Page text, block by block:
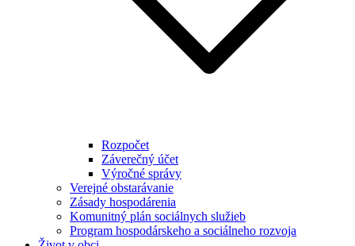
Rozpočet
Záverečný účet
Výročné správy
Verejné obstarávanie
Zásady hospodárenia
Komunitný plán sociálnych služieb
Program hospodárskeho a sociálneho rozvoja